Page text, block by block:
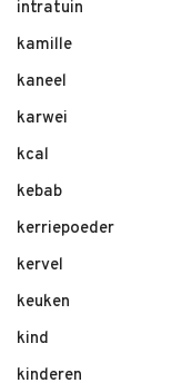
intratuin
kamille
kaneel
karwei
kcal
kebab
kerriepoeder
kervel
keuken
kind
kinderen